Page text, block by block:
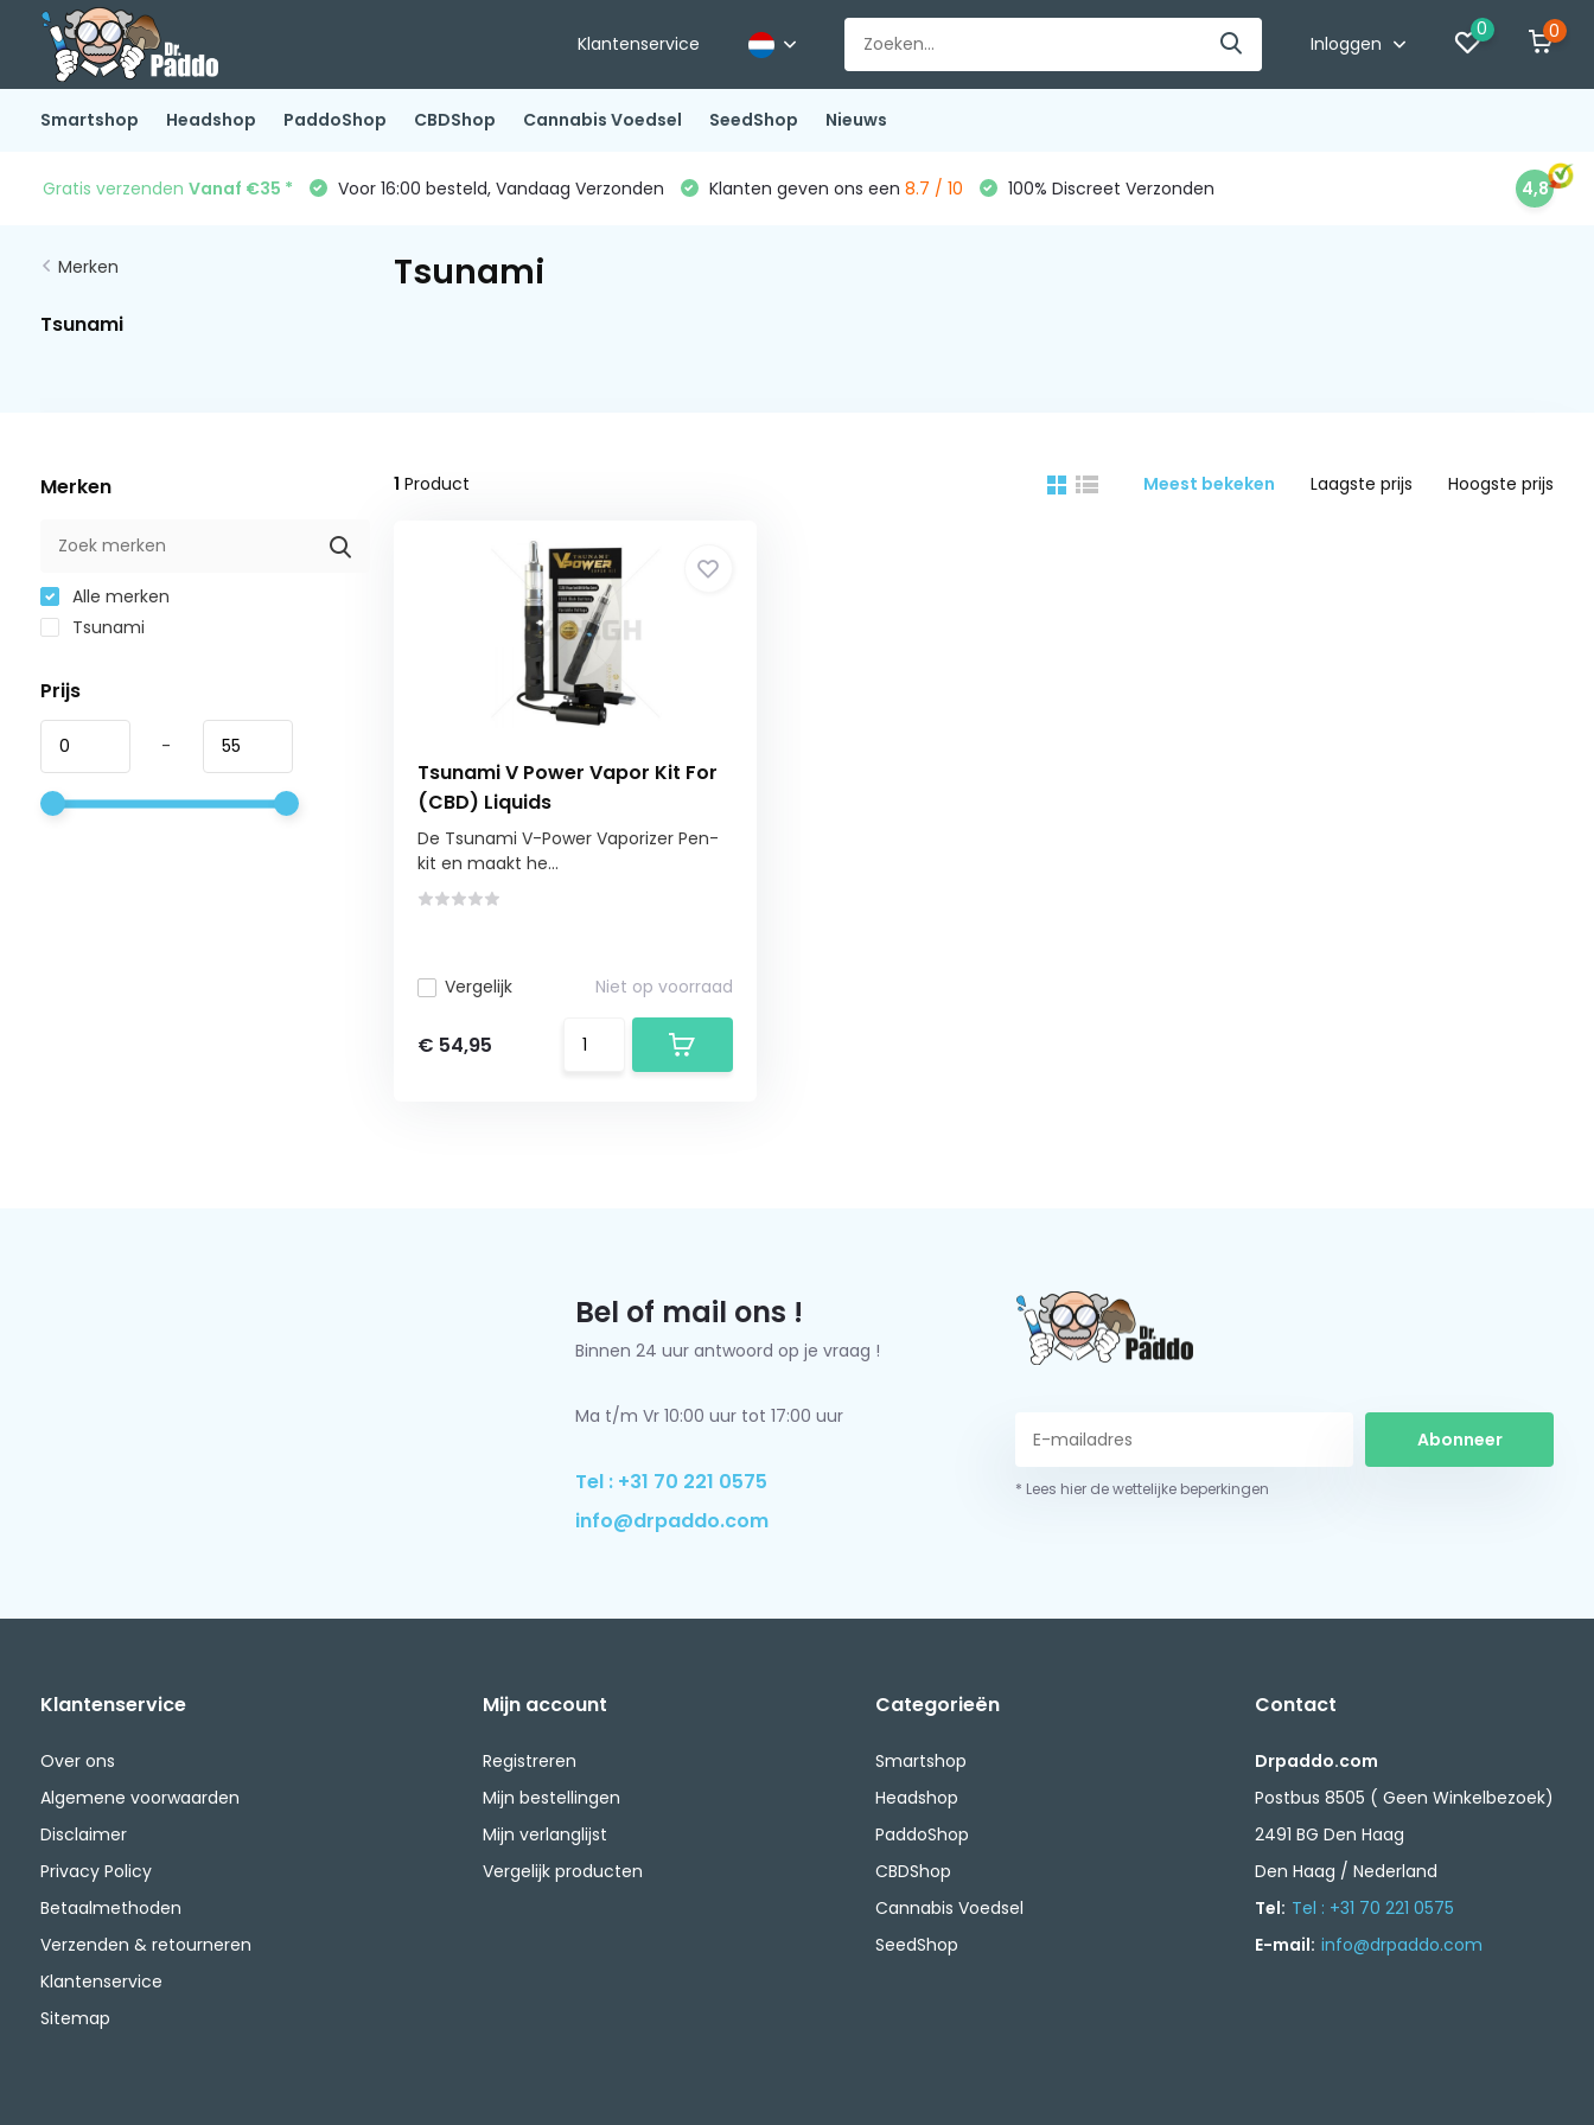
Klantenservice Inloggen
0 0
Smartshop Headshop PaddoShop CBDShop Cannabis Voedsel SeedShop Nieuws
Gratis verzenden Vanaf €35 * Voor 16:00 besteld, Vandaag Verzonden Klanten geven ons een 8.7 / 10 100% Discreet Verzonden 4,8
Merken
Tsunami
Tsunami
Merken
Alle merken
Tsunami
Prijs
-
1 Product Meest bekeken Laagste prijs Hoogste prijs
Tsunami V Power Vapor Kit For
(CBD) Liquids
De Tsunami V-Power Vaporizer Pen-
kit en maakt he...
Vergelijk Niet op voorraad
€ 54,95
Bel of mail ons !
Binnen 24 uur antwoord op je vraag !
Ma t/m Vr 10:00 uur tot 17:00 uur
Tel : +31 70 221 0575
info@drpaddo.com
Abonneer
* Lees hier de wettelijke beperkingen
Klantenservice
Over ons
Algemene voorwaarden
Disclaimer
Privacy Policy
Betaalmethoden
Verzenden & retourneren
Klantenservice
Sitemap
Mijn account
Registreren
Mijn bestellingen
Mijn verlanglijst
Vergelijk producten
Categorieën
Smartshop
Headshop
PaddoShop
CBDShop
Cannabis Voedsel
SeedShop
Contact
Drpaddo.com
Postbus 8505 ( Geen Winkelbezoek)
2491 BG Den Haag
Den Haag / Nederland
Tel: Tel : +31 70 221 0575
E-mail: info@drpaddo.com